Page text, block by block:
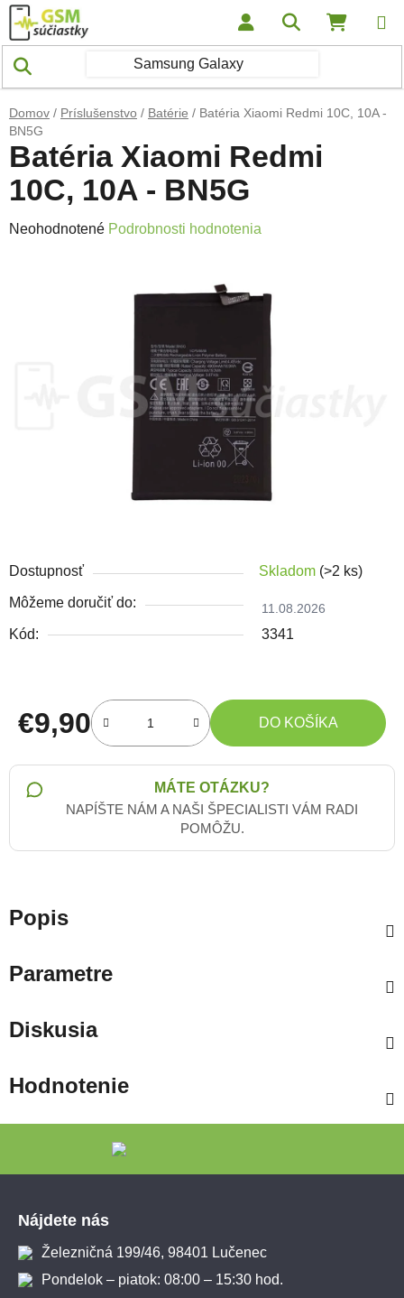
Prejsť na obsah Hľadať
Domov / Príslušenstvo / Batérie / Batéria Xiaomi Redmi 10C, 10A -
BN5G
Dostupnosť Skladom (>2 ks)
Môžeme doručiť do: 11.08.2026
Kód: 3341
€9,90
Jednotková cena:
DO KOŠÍKA
MÁTE OTÁZKU?
NAPÍŠTE NÁM A NAŠI ŠPECIALISTI VÁM RADI
POMÔŽU.
Batéria Xiaomi Redmi
10C, 10A - BN5G
Priemerné hodnotenie produktu je 0,0 z 5 hviezdičiek.
Neohodnotené Podrobnosti hodnotenia
Popis
Parametre
Diskusia
Hodnotenie
Nájdete nás
Železničná 199/46, 98401 Lučenec
Pondelok – piatok: 08:00 – 15:30 hod.